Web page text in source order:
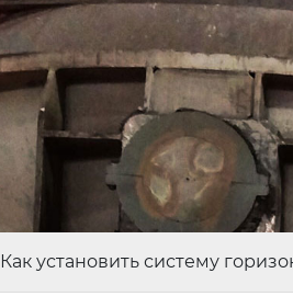
Как установить систему